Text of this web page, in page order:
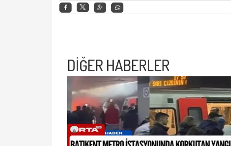
DİĞER HABERLER